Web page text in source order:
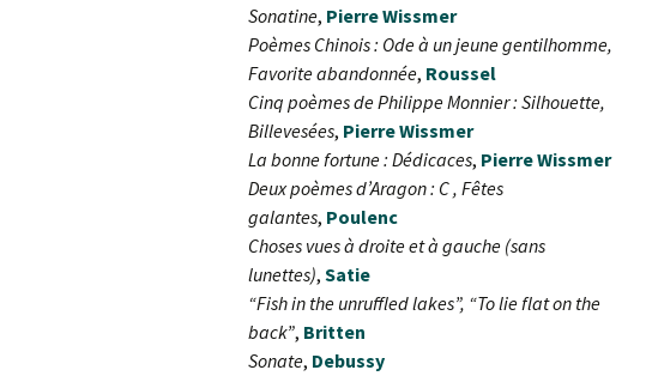
Sonatine, Pierre Wissmer
Poèmes Chinois : Ode à un jeune gentilhomme,
Favorite abandonnée, Roussel
Cinq poèmes de Philippe Monnier : Silhouette,
Billevesées, Pierre Wissmer
La bonne fortune : Dédicaces, Pierre Wissmer
Deux poèmes d’Aragon : C , Fêtes
galantes, Poulenc
Choses vues à droite et à gauche (sans
lunettes), Satie
“Fish in the unruffled lakes”, “To lie flat on the
back”, Britten
Sonate, Debussy